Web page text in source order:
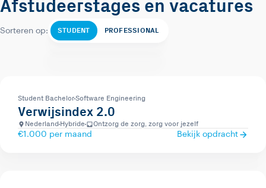
Afstudeerstages en vacatures
Sorteren op: STUDENT PROFESSIONAL
Student BachelorSoftware Engineering
Verwijsindex 2.0
Nederland Hybride Ontzorg de zorg, zorg voor jezelf
€1.000 per maand Bekijk opdracht